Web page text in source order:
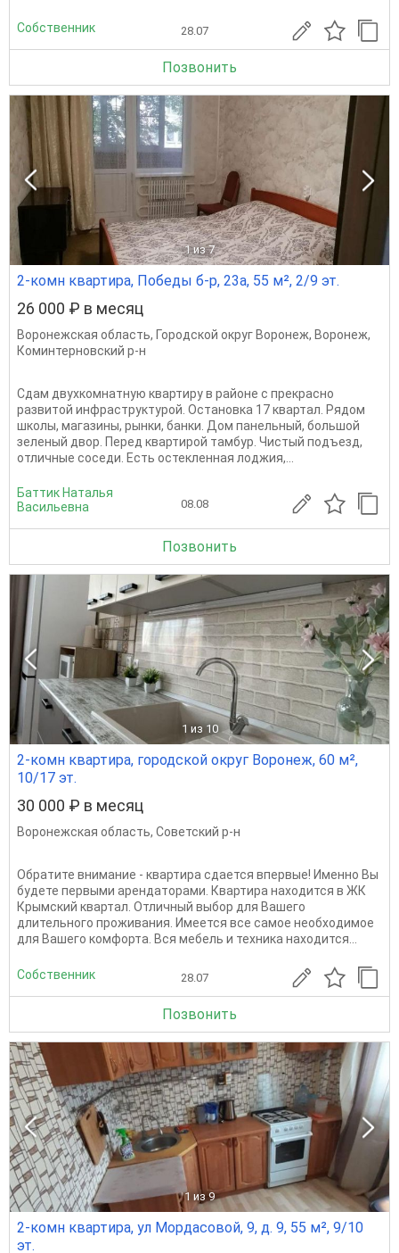
Собственник 28.07
Позвонить
1 из 7
2-комн квартира, Победы б-р, 23а, 55 м², 2/9 эт.
26 000 ₽ в месяц
Воронежская область, Городской округ Воронеж, Воронеж,
Коминтерновский р-н
Сдам двухкомнатную квартиру в районе с прекрасно
развитой инфраструктурой. Остановка 17 квартал. Рядом
школы, магазины, рынки, банки. Дом панельный, большой
зеленый двор. Перед квартирой тамбур. Чистый подъезд,
отличные соседи. Есть остекленная лоджия,...
Баттик Наталья
Васильевна
08.08
Позвонить
1 из 10
2-комн квартира, городской округ Воронеж, 60 м²,
10/17 эт.
30 000 ₽ в месяц
Воронежская область, Советский р-н
Обратите внимание - квартира сдается впервые! Именно Вы
будете первыми арендаторами. Квартира находится в ЖК
Крымский квартал. Отличный выбор для Вашего
длительного проживания. Имеется все самое необходимое
для Вашего комфорта. Вся мебель и техника находится...
Собственник 28.07
Позвонить
1 из 9
2-комн квартира, ул Мордасовой, 9, д. 9, 55 м², 9/10
эт.